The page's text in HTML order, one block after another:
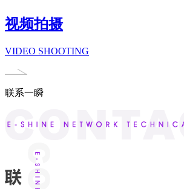
视频拍摄
VIDEO SHOOTING
联系一瞬